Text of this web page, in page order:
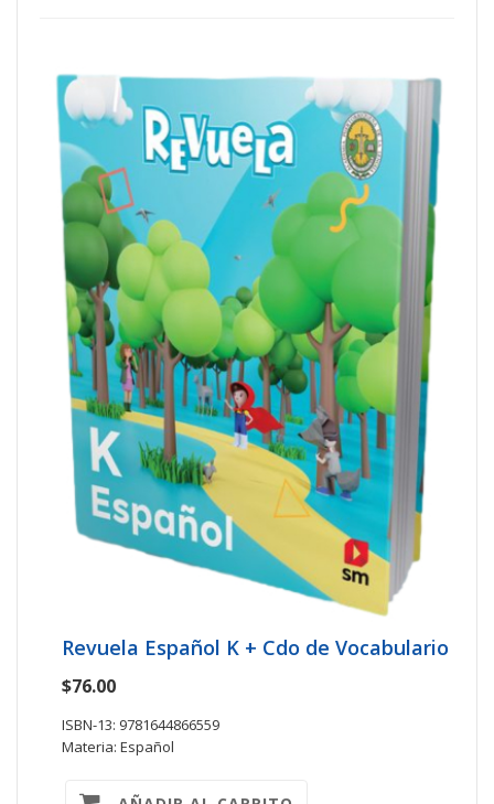
Revuela Español K + Cdo de Vocabulario
$76.00
ISBN-13: 9781644866559
Materia: Español